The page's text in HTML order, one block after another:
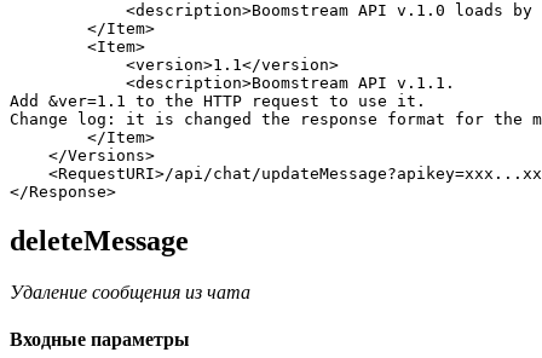
<description>Boomstream API v.1.0 loads
</Item>
<Item>
<version>1.1</version>
<description>Boomstream API v.1.1.
Add &ver=1.1 to the HTTP request to use it.
Change log: it is changed the response format for the
</Item>
</Versions>
<RequestURI>/api/chat/
</Response>
deleteMessage
Удаление сообщения из чата
Входные параметры